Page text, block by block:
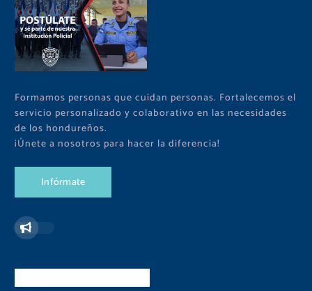
Formamos personas que cuidan personas. Fortalecemos el
servicio personalizado y colaborativo en las necesidades
de los hondureños.
¡Únete a nosotros para hacer la diferencia!
Infórmate